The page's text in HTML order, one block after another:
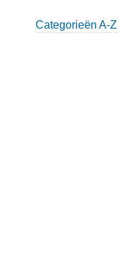
Categorieën A-Z